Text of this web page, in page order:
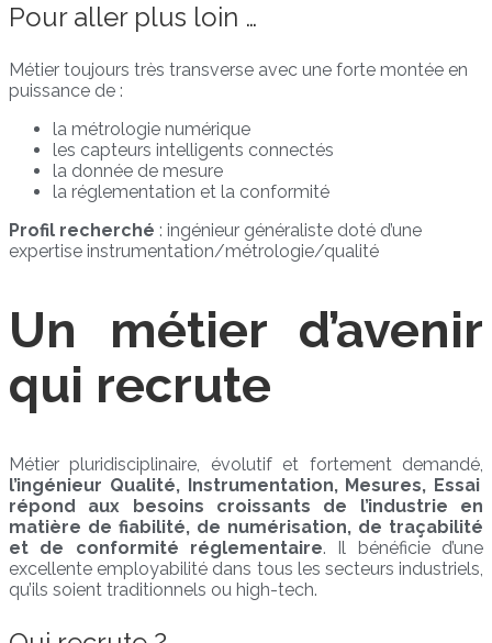
Pour aller plus loin …
Métier toujours très transverse avec une forte montée en
puissance de :
la métrologie numérique
les capteurs intelligents connectés
la donnée de mesure
la réglementation et la conformité
Profil recherché : ingénieur généraliste doté d’une
expertise instrumentation/métrologie/qualité
Un métier d’avenir
qui recrute
Métier pluridisciplinaire, évolutif et fortement demandé,
l’ingénieur Qualité, Instrumentation, Mesures, Essai
répond aux besoins croissants de l’industrie en
matière de fiabilité, de numérisation, de traçabilité
et de conformité réglementaire. Il bénéficie d’une
excellente employabilité dans tous les secteurs industriels,
qu’ils soient traditionnels ou high-tech.